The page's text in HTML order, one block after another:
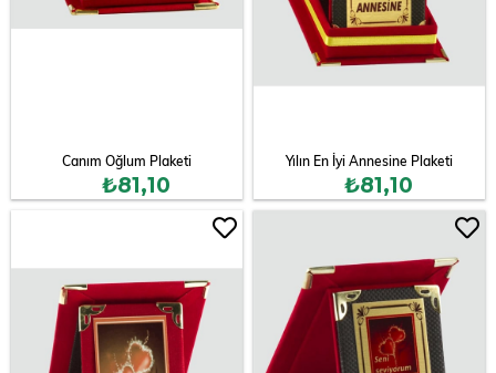
Canım Oğlum Plaketi
₺81,10
Yılın En İyi Annesine Plaketi
₺81,10